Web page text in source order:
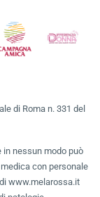
di Roma n. 331 del
nessun modo può
con personale
www.melarossa.it